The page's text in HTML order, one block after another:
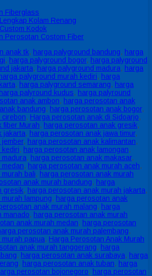
Fiberglass
Kolam Renang
Kodok
Perosotan Costom Fiber
anak tk, harga palyground bandung, harga
, harga palyground bogor, harga palyground
jakarta, harga palyground madura, harga
harga palyground murah kediri, harga
, harga palyground semarang, harga
harga palyround kudus, harga palyround
anak ambon, harga perosotan anak
bandung, harga perosotan anak bogor,
, Harga perosotan anak di Sidoarjo,
fiber Murah, harga perosotan anak gresik,
jakarta, harga perosotan anak jawa timur,
, harga perosotan anak kalimantan,
kediri, harga perosotan anak lamongan,
, harga perosotan anak makasar,
, harga perosotan anak murah aceh,
bali, harga perosotan anak murah
anak murah bandung, harga
gresik, harga perosotan anak murah jakarta,
lampung, harga perosotan anak
anak murah malang, harga
manado, harga perosotan anak murah
anak murah medan, harga perosotan
perosotan anak murah palembang,
papua, Harga Perosotan Anak Murah
anak murah tanggerang, harga
, harga perosotan anak surabaya, harga
, harga perosotan anak tuban, harga
perosotan bojonegoro, harga perosotan